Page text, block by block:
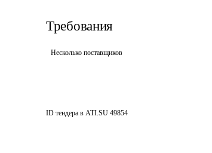
Требования
Несколько поставщиков
ID тендера в ATI.SU 49854